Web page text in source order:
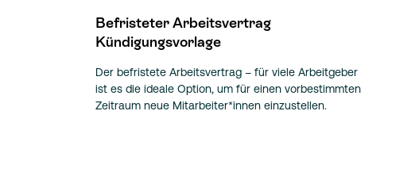
Befristeter Arbeitsvertrag
Kündigungsvorlage
Der befristete Arbeitsvertrag – für viele Arbeitgeber
ist es die ideale Option, um für einen vorbestimmten
Zeitraum neue Mitarbeiter*innen einzustellen.